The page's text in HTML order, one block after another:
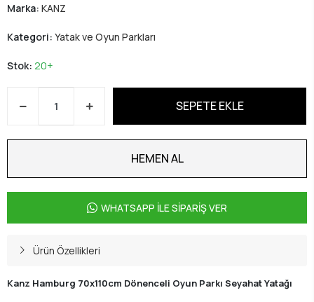
Marka: KANZ
Kategori: Yatak ve Oyun Parkları
Stok: 20+
SEPETE EKLE
HEMEN AL
WHATSAPP İLE SİPARİŞ VER
Ürün Özellikleri
Kanz Hamburg 70x110cm Dönenceli Oyun Parkı Seyahat Yatağı